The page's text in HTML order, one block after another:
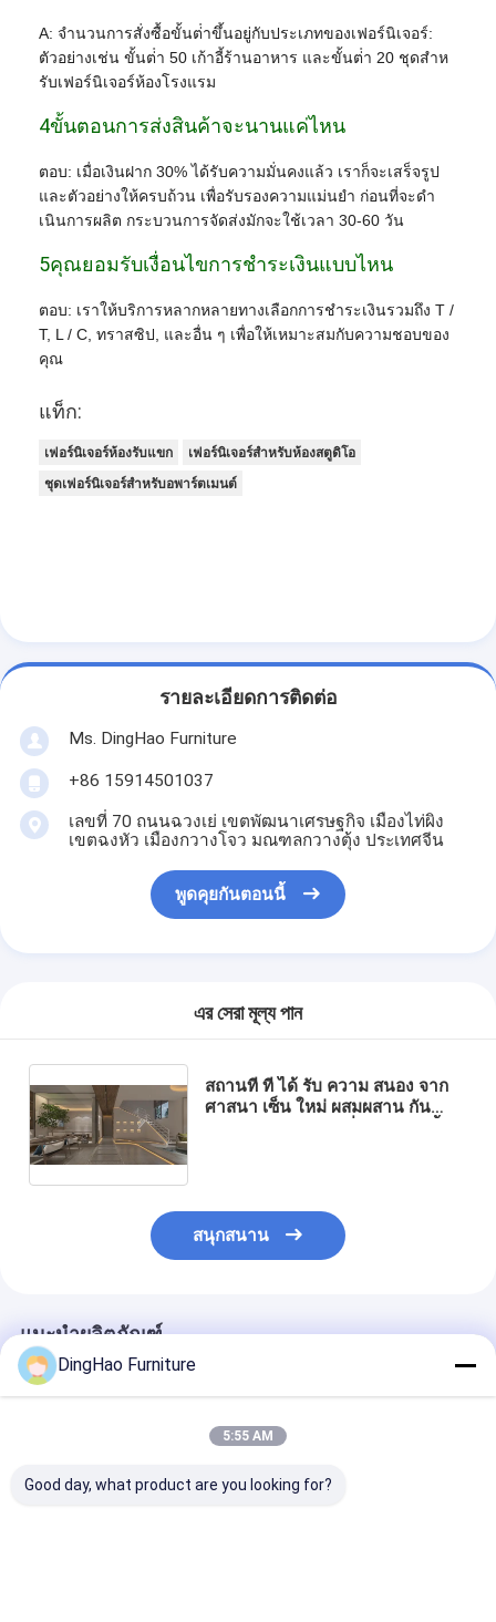
A: จํานวนการสั่งซื้อขั้นต่ําขึ้นอยู่กับประเภทของเฟอร์นิเจอร์:
ตัวอย่างเช่น ขั้นต่ํา 50 เก้าอี้ร้านอาหาร และขั้นต่ํา 20 ชุดสําห
รับเฟอร์นิเจอร์ห้องโรงแรม
4ขั้นตอนการส่งสินค้าจะนานแค่ไหน
ตอบ: เมื่อเงินฝาก 30% ได้รับความมั่นคงแล้ว เราก็จะเสร็จรูป
และตัวอย่างให้ครบถ้วน เพื่อรับรองความแม่นยํา ก่อนที่จะดํา
เนินการผลิต กระบวนการจัดส่งมักจะใช้เวลา 30-60 วัน
5คุณยอมรับเงื่อนไขการชําระเงินแบบไหน
ตอบ: เราให้บริการหลากหลายทางเลือกการชําระเงินรวมถึง T /
T, L / C, ทราสซิป, และอื่น ๆ เพื่อให้เหมาะสมกับความชอบของ
คุณ
แท็ก:
เฟอร์นิเจอร์ห้องรับแขก
เฟอร์นิเจอร์สำหรับห้องสตูดิโอ
ชุดเฟอร์นิเจอร์สำหรับอพาร์ตเมนต์
รายละเอียดการติดต่อ
Ms. DingHao Furniture
+86 15914501037
เลขที่ 70 ถนนฉวงเย่ เขตพัฒนาเศรษฐกิจ เมืองไท่ผิง
เขตฉงหัว เมืองกวางโจว มณฑลกวางตุ้ง ประเทศจีน
พูดคุยกันตอนนี้
এর সেরা মূল্য পান
สถานที่ ที่ ได้ รับ ความ สนอง จาก
ศาสนา เซ็น ใหม่ ผสมผสาน กัน
สนุกสนาน
แนะนำผลิตภัณฑ์
DingHao Furniture
5:55 AM
Good day, what product are you looking for?